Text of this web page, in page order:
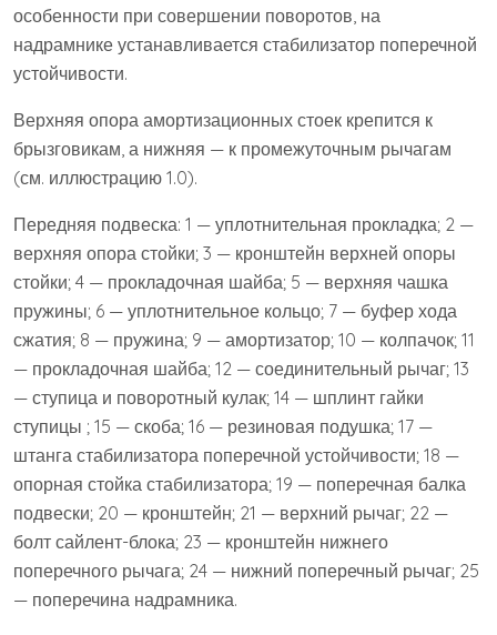
особенности при совершении поворотов, на
надрамнике устанавливается стабилизатор поперечной
устойчивости.
Верхняя опора амортизационных стоек крепится к
брызговикам, а нижняя — к промежуточным рычагам
(см. иллюстрацию 1.0).
Передняя подвеска: 1 — уплотнительная прокладка; 2 —
верхняя опора стойки; 3 — кронштейн верхней опоры
стойки; 4 — прокладочная шайба; 5 — верхняя чашка
пружины; 6 — уплотнительное кольцо; 7 — буфер хода
сжатия; 8 — пружина; 9 — амортизатор; 10 — колпачок; 11
— прокладочная шайба; 12 — соединительный рычаг; 13
— ступица и поворотный кулак; 14 — шплинт гайки
ступицы ; 15 — скоба; 16 — резиновая подушка; 17 —
штанга стабилизатора поперечной устойчивости; 18 —
опорная стойка стабилизатора; 19 — поперечная балка
подвески; 20 — кронштейн; 21 — верхний рычаг; 22 —
болт сайлент-блока; 23 — кронштейн нижнего
поперечного рычага; 24 — нижний поперечный рычаг; 25
— поперечина надрамника.